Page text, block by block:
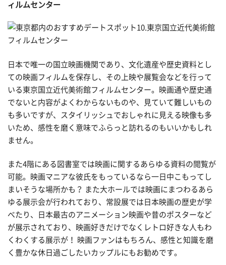
ィルムセンター
日本で唯一の国立映画機関であり、文化遺産や歴史資料とし
ての映画フィルムを保存し、その上映や展覧会などを行って
いる東京国立近代美術館フィルムセンター。映画通や歴史通
でないと内容がよくわからないものや、見ていて難しいもの
も多いですが、スタイリッシュでおしゃれに見える映像も多
いため、感性を磨く意味でふらっと訪れるのもいいかもしれ
ません。
また4階にある図書室では映画に関するあらゆる資料の閲覧が
可能。映画マニアな彼氏をもっているなら一日中こもってし
まいそうな場所かも？ また大ホールでは映画にまつわるあら
ゆる展示会が行われており、常設展では日本映画の歴史が学
べたり、日本最古のアニメーション映画や昔のポスターなど
が展示されており、映画好きだけでなくレトロ好きな人もわ
くわくする展示が！ 映画ファンはもちろん、感性と知識を磨
く豊かな休日過ごしたいカップルにもお勧めです。